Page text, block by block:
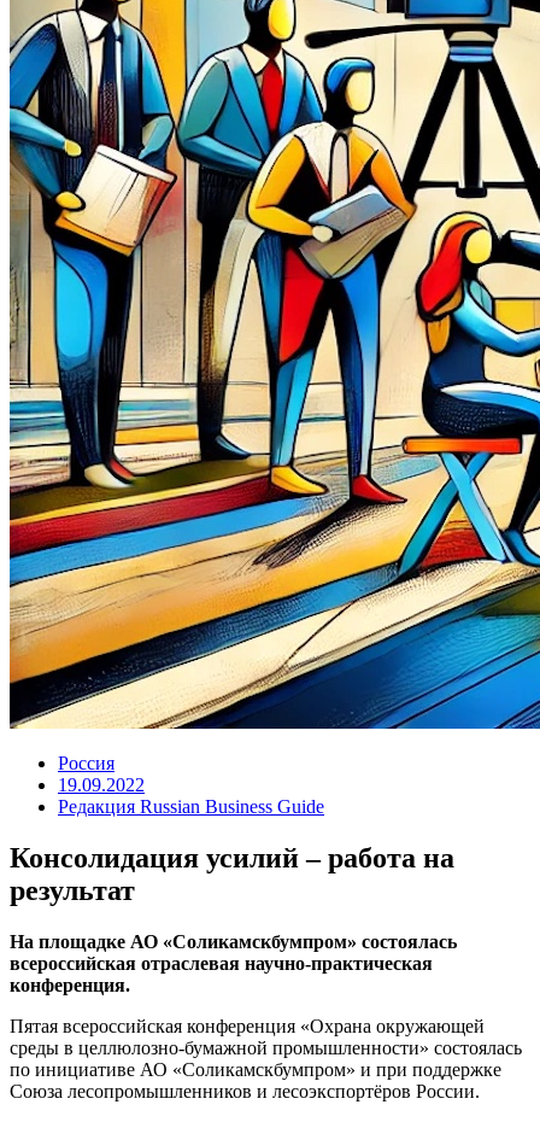
Россия
19.09.2022
Редакция Russian Business Guide
Консолидация усилий – работа на
результат
На площадке АО «Соликамскбумпром» состоялась
всероссийская отраслевая научно-практическая
конференция.
Пятая всероссийская конференция «Охрана окружающей
среды в целлюлозно-бумажной промышленности» состоялась
по инициативе АО «Соликамскбумпром» и при поддержке
Союза лесопромышленников и лесоэкспортёров России.